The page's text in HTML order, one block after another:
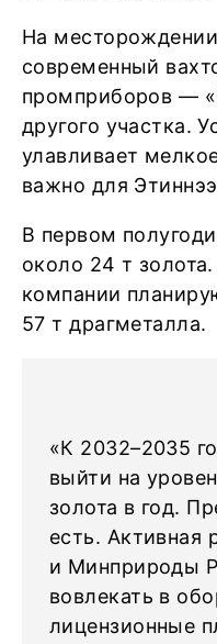
На
современный
промприборов —
другого участка.
улавливает
важно для
В первом
около 24 т
компании
57 т драгметалла.
«К 2032–2035
выйти на
золота в год.
есть. Активная
и Минприроды
вовлекать в
лицензионные